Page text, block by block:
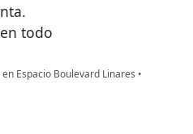
todo
Espacio Boulevard Linares •